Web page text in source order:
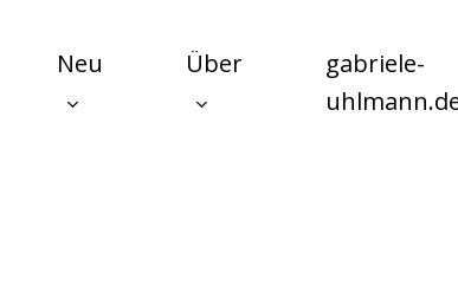
Neu Über
gabriele-